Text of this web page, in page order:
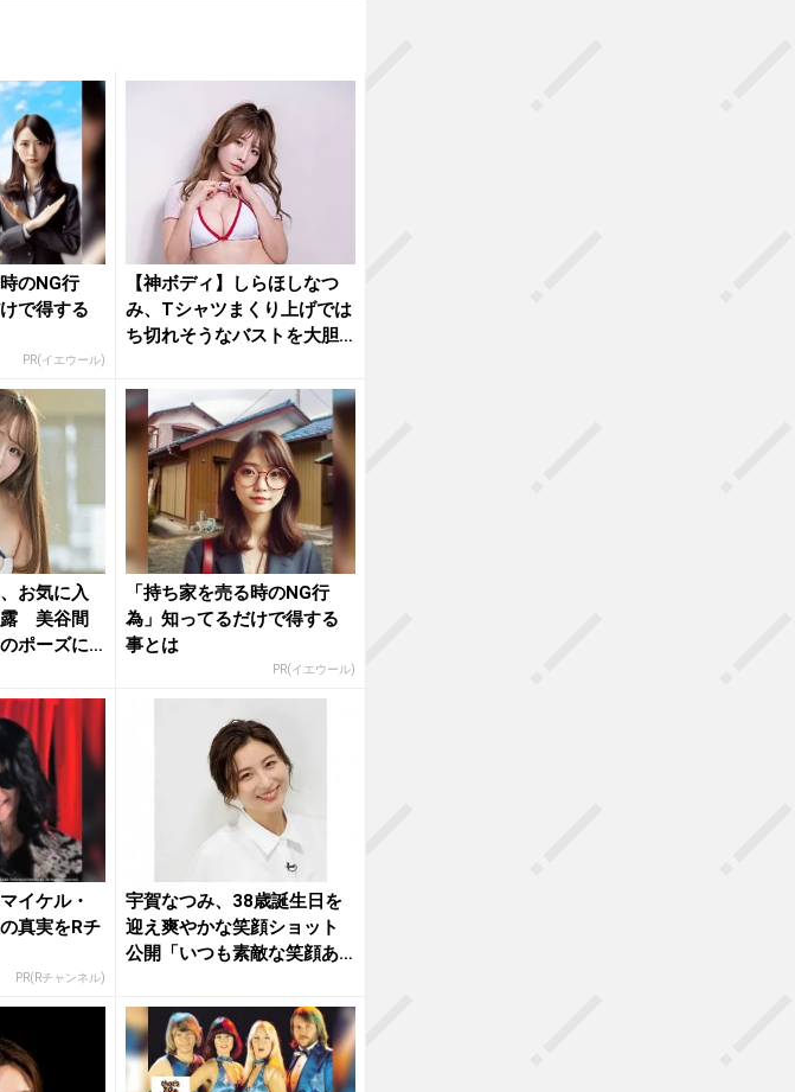
のNG行
で得する
PR(イエウール)
【神ボディ】しらほしなつ
み、Tシャツまくり上げでは
ち切れそうなバストを大胆
お気に入
露 美谷間
ポーズに
「持ち家を売る時のNG行
為」知ってるだけで得する
事とは
PR(イエウール)
イケル・
真実をRチ
PR(Rチャンネル)
宇賀なつみ、38歳誕生日を
迎え爽やかな笑顔ショット
公開「いつも素敵な笑顔あ